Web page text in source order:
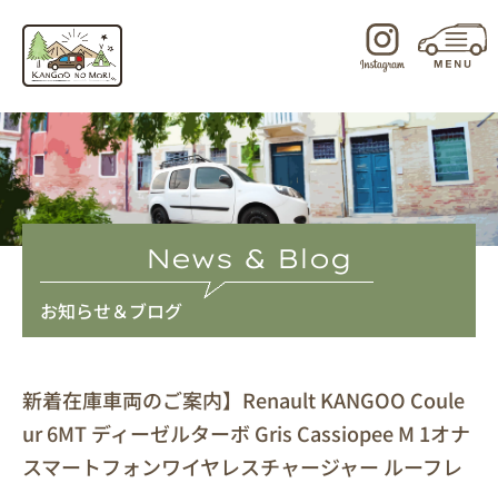
キ
ッ
プ
News & Blog
お知らせ＆ブログ
新着在庫車両のご案内】Renault KANGOO Coule
ur 6MT ディーゼルターボ Gris Cassiopee M 1オナ
スマートフォンワイヤレスチャージャー ルーフレ